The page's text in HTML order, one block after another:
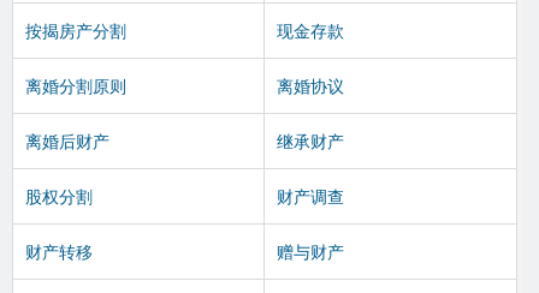
按揭房产分割 现金存款
离婚分割原则 离婚协议
离婚后财产 继承财产
股权分割 财产调查
财产转移 赠与财产